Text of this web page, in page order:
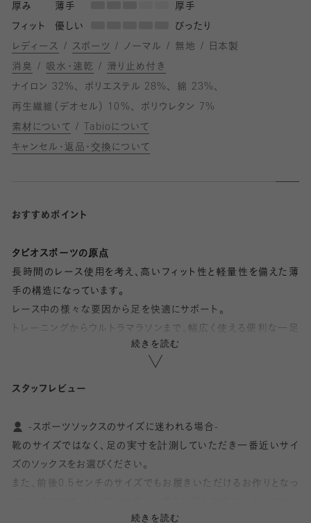
厚み 薄手
厚手
フィット
優しい
ぴったり
レディース
スポーツ ノーマル 無地
日本製
消臭
吸水・速乾
滑り止め付き
ナイロン 32%
ポリエステル 28%
綿 23%
再生繊維（デオセル） 10%
ポリウレタン 7%
素材について
Tabioについて
キャンセル・返品・交換について
おすすめポイント
タビオスポーツの原点
長時間のレース使用を考え、高いフィット性と軽量性を備えた薄
手の構造になっています。
レース中の様々な要因から足を快適にサポート。
トレーニングからウルトラマラソンまで、幅広く使える便利な一足
◆アーチサポート機能◆
走りをサポートします。
(日本国特許:第4040671号)
◆アンクルサポート機能◆
続きを読む
スタッフレビュー
-スポーツソックスのサイズに迷われる場合-
靴のサイズではなく、足の実寸を計測していただき一番近いサイ
ズのソックスをお選びください。
また、前後0.5センチのサイズでもお履きいただけるお作りとなっ
続きを読む